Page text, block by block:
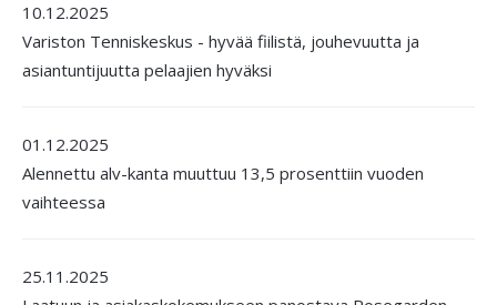
10.12.2025
Variston Tenniskeskus - hyvää fiilistä, jouhevuutta ja
asiantuntijuutta pelaajien hyväksi
01.12.2025
Alennettu alv-kanta muuttuu 13,5 prosenttiin vuoden
vaihteessa
25.11.2025